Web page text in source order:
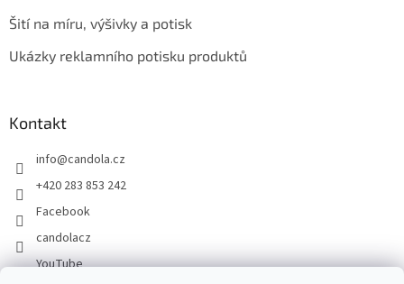
Šití na míru, výšivky a potisk
Ukázky reklamního potisku produktů
Kontakt
info@candola.cz
+420 283 853 242
Facebook
candolacz
YouTube